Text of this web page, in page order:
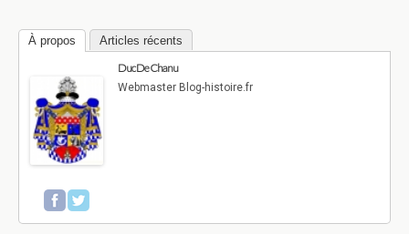
À propos
Articles récents
Duc De Chanu
Webmaster Blog-histoire.fr